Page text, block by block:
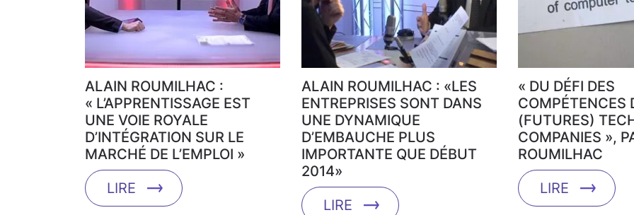
ALAIN ROUMILHAC :
« L’APPRENTISSAGE EST
UNE VOIE ROYALE
D’INTÉGRATION SUR LE
MARCHÉ DE L’EMPLOI »
LIRE
ALAIN ROUMILHAC : «LES
ENTREPRISES SONT DANS
UNE DYNAMIQUE
D’EMBAUCHE PLUS
IMPORTANTE QUE DÉBUT
2014»
LIRE
« DU DÉFI DES
COMPÉTENCES
(FUTURES)
COMPANIES »,
ROUMILHAC
LIRE